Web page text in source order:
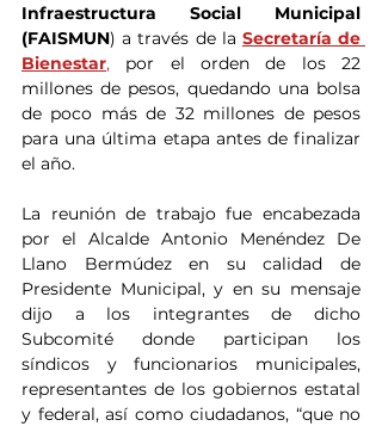
Infraestructura Social Municipal
(FAISMUN) a través de la Secretaría de
Bienestar, por el orden de los 22
millones de pesos, quedando una bolsa
de poco más de 32 millones de pesos
para una última etapa antes de finalizar
el año.
La reunión de trabajo fue encabezada
por el Alcalde Antonio Menéndez De
Llano Bermúdez en su calidad de
Presidente Municipal, y en su mensaje
dijo a los integrantes de dicho
Subcomité donde participan los
síndicos y funcionarios municipales,
representantes de los gobiernos estatal
y federal, así como ciudadanos, “que no